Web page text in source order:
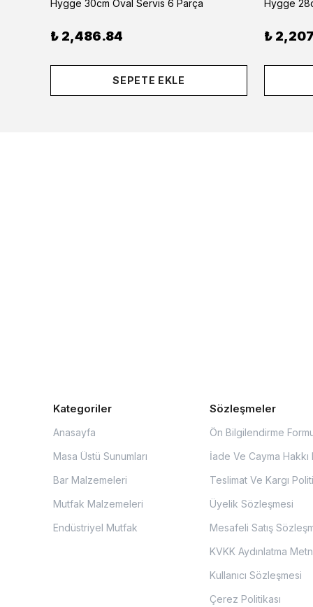
Hygge 30cm Oval Servis 6 Parça
₺ 2,486.84
SEPETE EKLE
Hygge
₺
Kategoriler
Anasayfa
Masa Üstü Sunumları
Bar Malzemeleri
Mutfak Malzemeleri
Endüstriyel Mutfak
Sözleşmeler
Ön Bilgilendirme
İade Ve Cayma Hakkı
Teslimat Ve Kargı
Üyelik Sözleşmesi
Mesafeli Satış
KVKK Aydınlatma
Kullanıcı Sözleşmesi
Çerez Politikası